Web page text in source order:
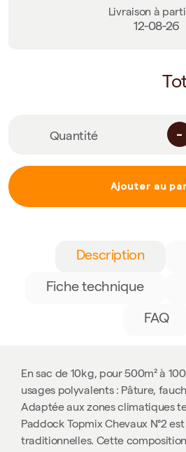
Livraison à
12-08-26
Quantité -
Ajouter au
Description
Fiche technique
FAQ
En sac de 10kg, pour 500m² à
usages polyvalents : Pâture,
Adaptée aux zones climatiques
Paddock Topmix Chevaux N°2
traditionnelles. Cette